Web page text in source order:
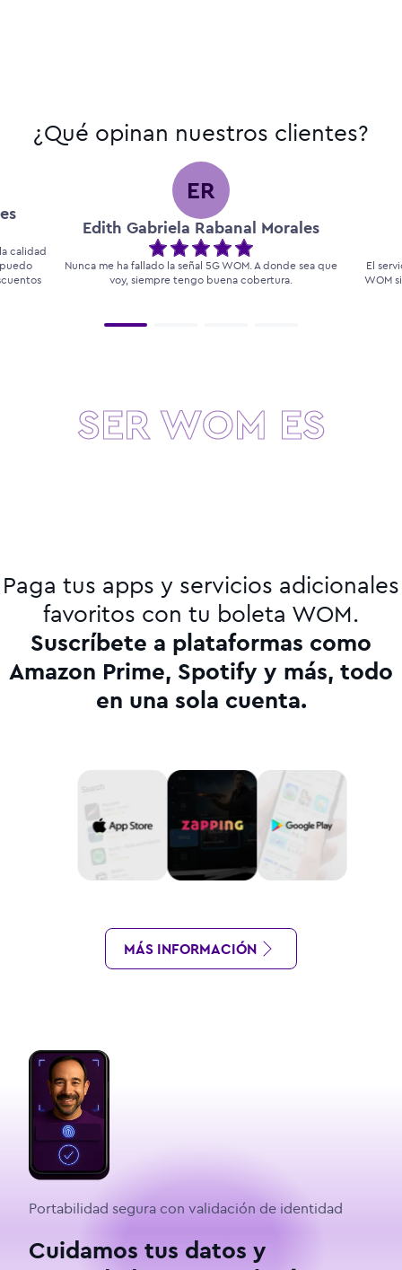
¿Qué opinan nuestros clientes?
calidad
ER
Edith Gabriela Rabanal Morales
Nunca me ha fallado la señal 5G WOM. A donde sea que
voy, siempre tengo buena cobertura.
El
WOM
SER WOM ES
Paga tus apps y servicios adicionales
favoritos con tu boleta WOM.
Suscríbete a plataformas como
Amazon Prime, Spotify y más, todo
en una sola cuenta.
MÁS INFORMACIÓN
Portabilidad segura con validación de identidad
Cuidamos tus datos y